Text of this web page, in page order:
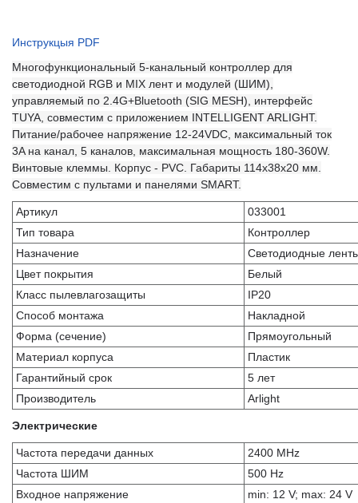
Инструкцыя PDF
Многофункциональный 5-канальный контроллер для
светодиодной RGB и MIX лент и модулей (ШИМ),
управляемый по 2.4G+Bluetooth (SIG MESH), интерфейс
TUYA, совместим с приложением INTELLIGENT ARLIGHT.
Питание/рабочее напряжение 12-24VDC, максимальный ток
3A на канал, 5 каналов, максимальная мощность 180-360W.
Винтовые клеммы. Корпус - PVC. Габариты 114x38x20 мм.
Совместим с пультами и панелями SMART.
Артикул
033001
Тип товара
Контроллер
Назначение
Светодиодные
Цвет покрытия
Белый
Класс пылевлагозащиты
IP20
Способ монтажа
Накладной
Форма (сечение)
Прямоугольный
Материал корпуса
Пластик
Гарантийный срок
5 лет
Производитель
Arlight
Электрические
Частота передачи данных
2400 MHz
Частота ШИМ
500 Hz
Входное напряжение
min: 12 V; max: 24 V